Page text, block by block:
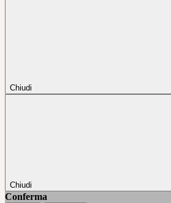
Chiudi
Chiudi
Conferma